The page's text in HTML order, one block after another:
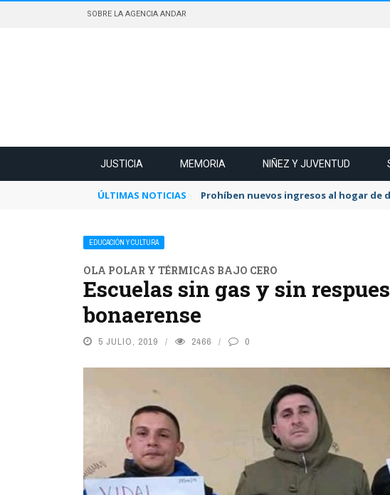
SOBRE LA AGENCIA ANDAR
JUSTICIA MEMORIA NIÑEZ Y JUVENTUD
ÚLTIMAS NOTICIAS Prohíben nuevos ingresos al hogar de
EDUCACIÓN Y CULTURA
OLA POLAR Y TÉRMICAS BAJO CERO
Escuelas sin gas y sin
bonaerense
5 JULIO, 2019 2466 0